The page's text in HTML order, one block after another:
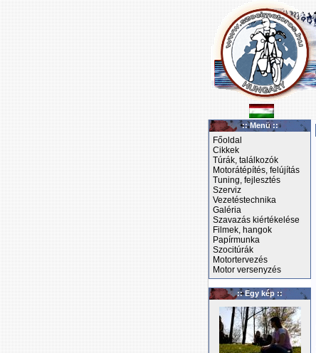
:: Menü ::
Főoldal
Cikkek
Túrák, találkozók
Motorátépítés, felújítás
Tuning, fejlesztés
Szerviz
Vezetéstechnika
Galéria
Szavazás kiértékelése
Filmek, hangok
Papírmunka
Szocitúrák
Motortervezés
Motor versenyzés
:: Egy kép ::